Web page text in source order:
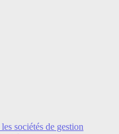
sociétés de gestion